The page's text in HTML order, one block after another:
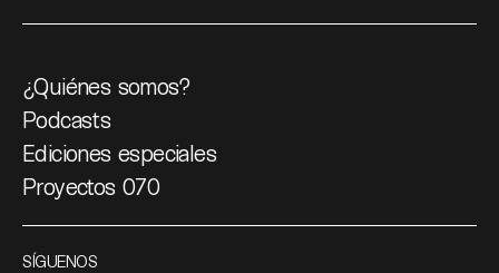
¿Quiénes somos?
Podcasts
Ediciones especiales
Proyectos 070
SÍGUENOS